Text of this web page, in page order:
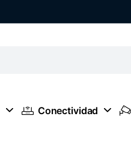
Conectividad